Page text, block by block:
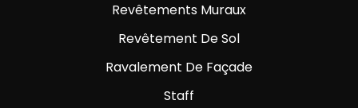
Revêtements Muraux
Revêtement De Sol
Ravalement De Façade
Staff